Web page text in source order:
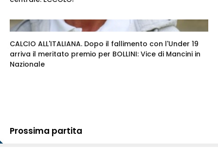
CALCIO ALL'ITALIANA. Dopo il fallimento con l'Under 19
arriva il meritato premio per BOLLINI: Vice di Mancini in
Nazionale
Prossima partita